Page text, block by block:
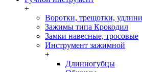
+
Воротки, трещотки,
Зажимы типа Крокодил
Замки навесные, тросовые
Инструмент зажимной
+
Длинногубцы